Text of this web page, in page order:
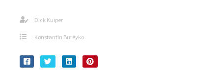
Dick Kuiper
Konstantin Buteyko